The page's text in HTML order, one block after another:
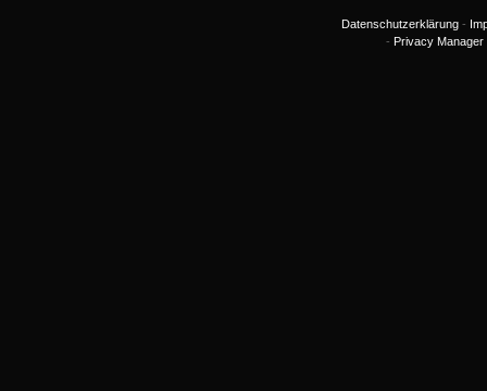
Datenschutzerklärung-
- Privacy Manager